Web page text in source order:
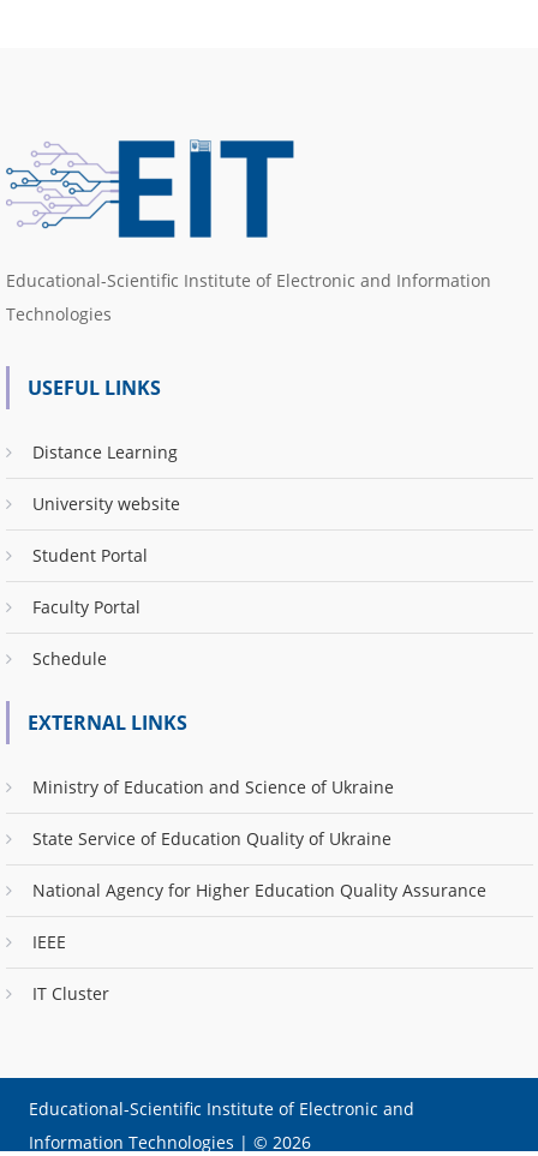
Educational-Scientific Institute of Electronic and Information
Technologies
USEFUL LINKS
Distance Learning
University website
Student Portal
Faculty Portal
Schedule
EXTERNAL LINKS
Ministry of Education and Science of Ukraine
State Service of Education Quality of Ukraine
National Agency for Higher Education Quality Assurance
IEEE
IT Cluster
Educational-Scientific Institute of Electronic and
Information Technologies |© 2026